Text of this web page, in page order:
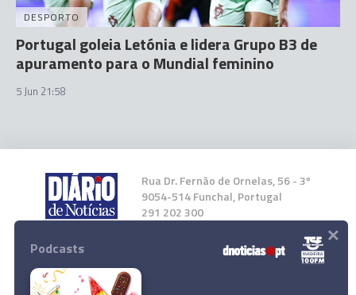
DESPORTO
Portugal goleia Letónia e lidera Grupo B3 de
apuramento para o Mundial feminino
5 Jun 21:58
Rua Dr. Fernão de Ornelas, 56 - 3º
9054-514 Funchal, Portugal
291 202 300
Instale a nossa App
Podcasts ×